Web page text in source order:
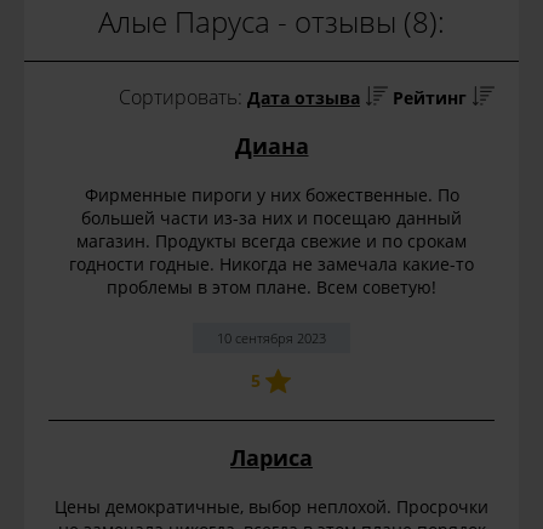
Алые Паруса - отзывы (8):
Сортировать: Дата отзыва Рейтинг
Диана
Фирменные пироги у них божественные. По
большей части из-за них и посещаю данный
магазин. Продукты всегда свежие и по срокам
годности годные. Никогда не замечала какие-то
проблемы в этом плане. Всем советую!
10 сентября 2023
5
Лариса
Цены демократичные, выбор неплохой. Просрочки